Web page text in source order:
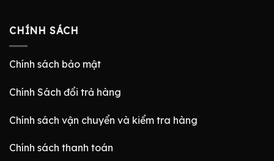
CHÍNH SÁCH
Chính sách bảo mật
Chính Sách đổi trả hàng
Chính sách vận chuyển và kiểm tra hàng
Chính sách thanh toán